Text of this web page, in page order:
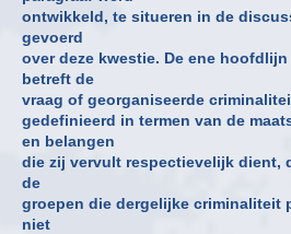
ontwikkeld, te situeren in de
gevoerd
over deze kwestie. De ene
betreft de
vraag of georganiseerde
gedefinieerd in termen van de
en belangen
die zij vervult respectievelijk dient,
de
groepen die dergelijke criminaliteit
niet